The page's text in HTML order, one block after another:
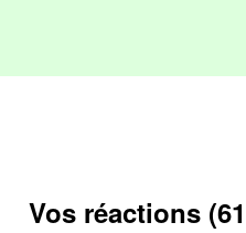
Vos réactions